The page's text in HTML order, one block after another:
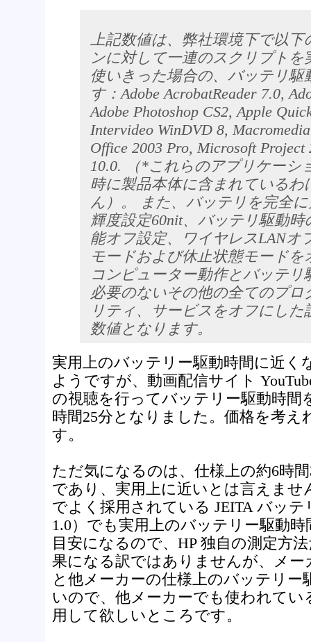
上記数値は、弊社環境下で以下
ンに対して一連のスクリプトを
使いきった場合の、バッテリ駆
す：Adobe AcrobatReader 7.0,
Adobe Photoshop CS2, Apple
Intervideo WinDVD 8,
Office 2003 Pro, Microsoft Project
10.0. （*これらのアプリケーシ
時に製品本体に含まれているわ
ん）。 また、バッテリを完全
輝度設定60nit、バッテリ駆動
能オフ設定、ワイヤレスLANオ
モードおよび休止状態モードを
コンピューター動作とバッテリ
必要のないその他の全てのプロ
リティ、サービスをオフにし
数値となります。
実用上のバッテリー駆動時間に近く
ようですが、動画配信サイト
の視聴を行ってバッテリー駆動時間
時間25分となりました。価格を考え
す。
ただ気になるのは、仕様上の約6時
であり、実用上に近いとは言えませ
でよく採用されている JEITA バッテ
1.0）でも実用上のバッテリー駆動
目安になるので、HP 独自の測定方
果になる訳ではありませんが、メー
と他メーカーの仕様上のバッテリー
いので、他メーカーでも使われてい
用して欲しいところです。